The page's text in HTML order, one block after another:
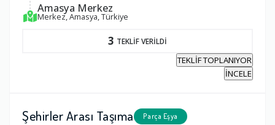
Amasya Merkez
Merkez, Amasya, Türkiye
3 TEKLİF VERİLDİ
TEKLİF TOPLANIYOR
İNCELE
Şehirler Arası Taşıma Parça Eşya